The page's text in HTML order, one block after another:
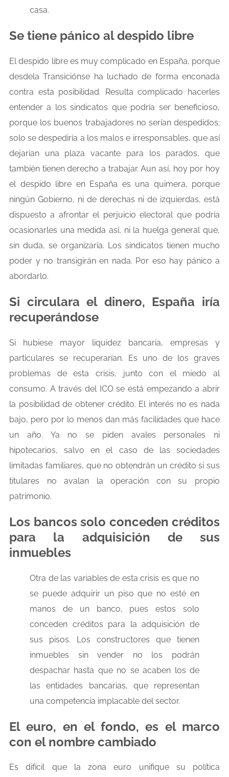
casa.
Se tiene pánico al despido libre
El despido libre es muy complicado en España, porque
desdela Transiciónse ha luchado de forma enconada
contra esta posibilidad. Resulta complicado hacerles
entender a los sindicatos que podría ser beneficioso,
porque los buenos trabajadores no serían despedidos;
solo se despediría a los malos e irresponsables, que así
dejarían una plaza vacante para los parados, que
también tienen derecho a trabajar. Aun así, hoy por hoy
el despido libre en España es una quimera, porque
ningún Gobierno, ni de derechas ni de izquierdas, está
dispuesto a afrontar el perjuicio electoral que podría
ocasionarles una medida así, ni la huelga general que,
sin duda, se organizaría. Los sindicatos tienen mucho
poder y no transigirán en nada. Por eso hay pánico a
abordarlo.
Si circulara el dinero, España iría
recuperándose
Si hubiese mayor liquidez bancaria, empresas y
particulares se recuperarían. Es uno de los graves
problemas de esta crisis, junto con el miedo al
consumo. A través del ICO se está empezando a abrir
la posibilidad de obtener crédito. El interés no es nada
bajo, pero por lo menos dan más facilidades que hace
un año. Ya no se piden avales personales ni
hipotecarios, salvo en el caso de las sociedades
limitadas familiares, que no obtendrán un crédito si sus
titulares no avalan la operación con su propio
patrimonio.
Los bancos solo conceden créditos
para la adquisición de sus
inmuebles
Otra de las variables de esta crisis es que no
se puede adquirir un piso que no esté en
manos de un banco, pues estos solo
conceden créditos para la adquisición de
sus pisos. Los constructores que tienen
inmuebles sin vender no los podrán
despachar hasta que no se acaben los de
las entidades bancarias, que representan
una competencia implacable del sector.
El euro, en el fondo, es el marco
con el nombre cambiado
Es difícil que la zona euro unifique su política